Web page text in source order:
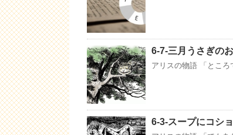
6-7-三月うさぎの
アリスの物語 「とこ
6-3-スープにコシ